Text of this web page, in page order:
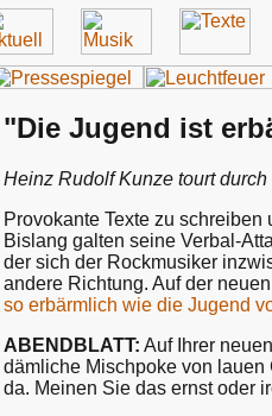
"Die Jugend ist
Heinz Rudolf Kunze tourt
Provokante Texte zu
Bislang galten seine Verbal-
der sich der Rockmusiker
andere Richtung. Auf der
so erbärmlich wie die Jugend
ABENDBLATT: Auf Ihrer
dämliche Mischpoke von
da. Meinen Sie das ernst oder